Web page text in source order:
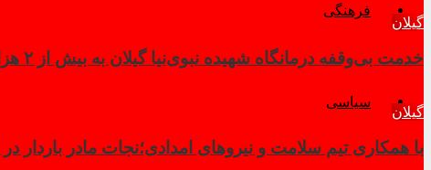
فرهنگی
سیاسی
گیلان
خدمت بی‌وقفه درمانگاه شهیده نبوی‌نیا گیلان به بیش از ۲ هزار زائر در کربلای معلی
گیلان
با همکاری تیم سلامت و نیروهای امدادی؛نجات مادر باردار